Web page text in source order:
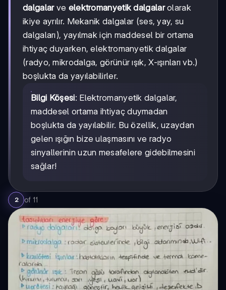
dalgalarve elektromanyetik dalgalarolarak
ikiye ayrılır. Mekanik dalgalar (ses, yay, su
dalgaları), yayılmak için maddesel bir ortama
ihtiyaç duyarken, elektromanyetik dalgalar
(radyo, mikrodalga, görünür ışık, X-ışınları vb.)
boşlukta da yayılabilirler.
Bilgi Köşesi: Elektromanyetik dalgalar,
maddesel ortama ihtiyaç duymadan
boşlukta da yayılabilir. Bu özellik, uzaydan
gelen ışığın bize ulaşmasını ve radyo
sinyallerinin uzun mesafelere gidebilmesini
sağlar!
2 of 11